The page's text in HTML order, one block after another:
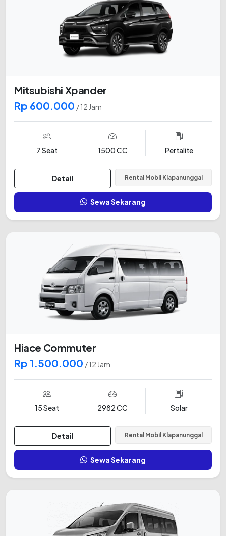
Mitsubishi Xpander
Rp 600.000 / 12 Jam
7 Seat 1500 CC Pertalite
Detail Rental Mobil Klapanunggal
Sewa Sekarang
Hiace Commuter
Rp 1.500.000 / 12 Jam
15 Seat 2982 CC Solar
Detail Rental Mobil Klapanunggal
Sewa Sekarang